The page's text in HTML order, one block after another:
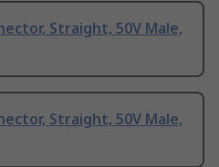
Straight, 50V Male,
Straight, 50V Male,